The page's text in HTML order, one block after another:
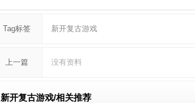
Tag标签 新开复古游戏
上一篇 没有资料
新开复古游戏/相关推荐